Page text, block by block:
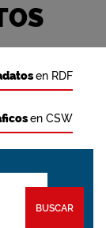
en RDF
en CSW
BUSCAR